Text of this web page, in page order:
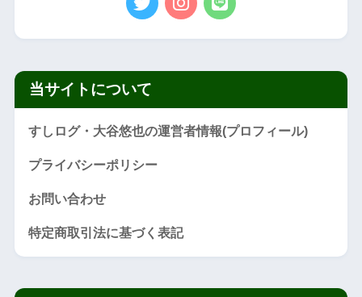
当サイトについて
すしログ・大谷悠也の運営者情報(プロフィール)
プライバシーポリシー
お問い合わせ
特定商取引法に基づく表記